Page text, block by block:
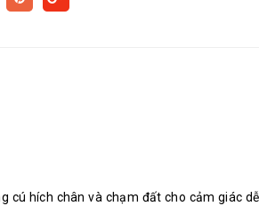
cú hích chân và chạm đất cho cảm giác